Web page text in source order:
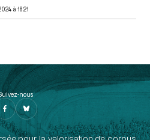
à 18:21
nous